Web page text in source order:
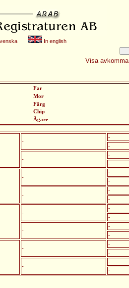
In english
Visa avkomma
Far
Mor
Färg
Chip
Ägare
-
-
-
-
-
-
-
-
-
-
-
-
-
-
-
-
-
-
-
-
-
-
-
-